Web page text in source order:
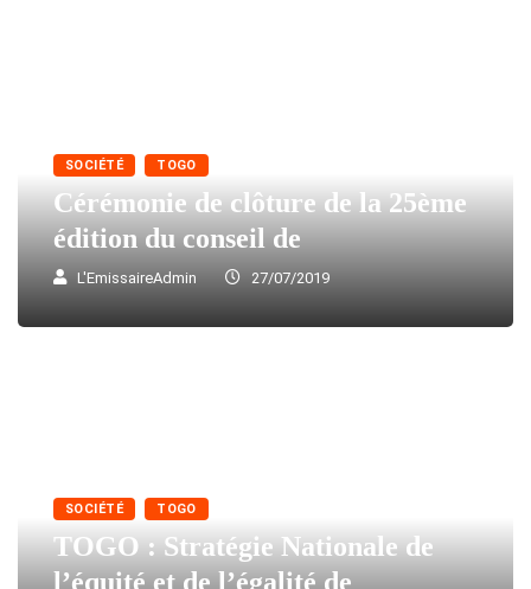
SOCIÉTÉ TOGO
Cérémonie de clôture de la 25ème
édition du conseil de
L'EmissaireAdmin 27/07/2019
SOCIÉTÉ TOGO
TOGO : Stratégie Nationale de
l’équité et de l’égalité de